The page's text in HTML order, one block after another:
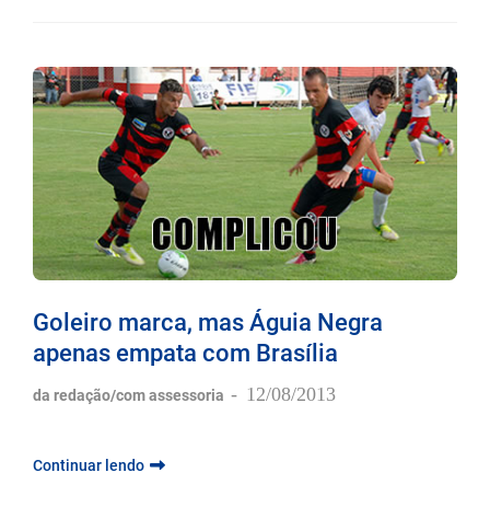
Goleiro marca, mas Águia Negra
apenas empata com Brasília
da redação/com assessoria - 12/08/2013
Continuar lendo